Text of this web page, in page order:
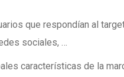
que respondían al
sociales, …
características de la